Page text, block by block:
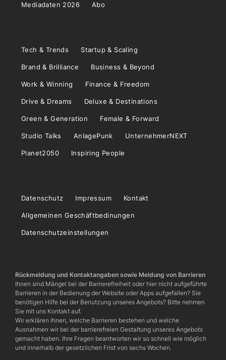
Mediadaten 2026 Abo
Tech & Trends Startup & Scaling
Brand & Brilliance Business & Beyond
Work & Winning Finance & Freedom
Drive & Dreams Deluxe & Destinations
Green & Generation Female & Forward
Studio Talks AnlagePunk UnternehmerNEXT
Planet2050 Inspiring People
Datenschutz Impressum Kontakt
Allgemeinen Geschäftbedinungen
Datenschutzeinstellungen
Rückmeldung und Kontaktangaben sowie Meldung von Barrieren
Ihnen sind Mängel bei der Barrierefreiheit oder hier nicht aufgeführte
Barrieren in der Bedienung der Website oder Apps aufgefallen? Sie
benötigen Hilfe bei der Benutzung unseres Angebots? Bitte nehmen
Sie mit uns Kontakt auf.
Wir erklären Ihnen, welche Barrieren bestehen und welche
Ausnahmen wir bei der barrierefreien Gestaltung unseres Angebots
gemacht haben. Ihre Fragen beantworten wir so schnell wie möglich
und innerhalb der gesetzlichen Frist von sechs Wochen.